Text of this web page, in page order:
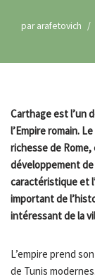
pararafetovich
Carthage est l’un
l’Empire romain.
richesse de
développement
caractéristique et
important de
intéressant de la
L’empire prend
de Tunis